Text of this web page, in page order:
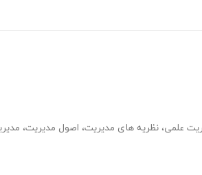
علمی، نظریه های مدیریت، اصول مدیریت،